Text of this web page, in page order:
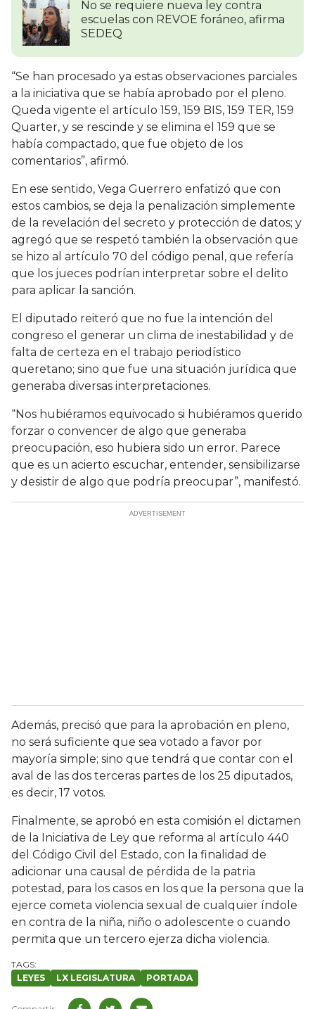
No se requiere nueva ley contra
escuelas con REVOE foráneo, afirma
SEDEQ
“Se han procesado ya estas observaciones parciales
a la iniciativa que se había aprobado por el pleno.
Queda vigente el artículo 159, 159 BIS, 159 TER, 159
Quarter, y se rescinde y se elimina el 159 que se
había compactado, que fue objeto de los
comentarios”, afirmó.
En ese sentido, Vega Guerrero enfatizó que con
estos cambios, se deja la penalización simplemente
de la revelación del secreto y protección de datos; y
agregó que se respetó también la observación que
se hizo al artículo 70 del código penal, que refería
que los jueces podrían interpretar sobre el delito
para aplicar la sanción.
El diputado reiteró que no fue la intención del
congreso el generar un clima de inestabilidad y de
falta de certeza en el trabajo periodístico
queretano; sino que fue una situación jurídica que
generaba diversas interpretaciones.
“Nos hubiéramos equivocado si hubiéramos querido
forzar o convencer de algo que generaba
preocupación, eso hubiera sido un error. Parece
que es un acierto escuchar, entender, sensibilizarse
y desistir de algo que podría preocupar”, manifestó.
Además, precisó que para la aprobación en pleno,
no será suficiente que sea votado a favor por
mayoría simple; sino que tendrá que contar con el
aval de las dos terceras partes de los 25 diputados,
es decir, 17 votos.
Finalmente, se aprobó en esta comisión el dictamen
de la Iniciativa de Ley que reforma al artículo 440
del Código Civil del Estado, con la finalidad de
adicionar una causal de pérdida de la patria
potestad, para los casos en los que la persona que la
ejerce cometa violencia sexual de cualquier índole
en contra de la niña, niño o adolescente o cuando
permita que un tercero ejerza dicha violencia.
LEYES LX LEGISLATURA PORTADA